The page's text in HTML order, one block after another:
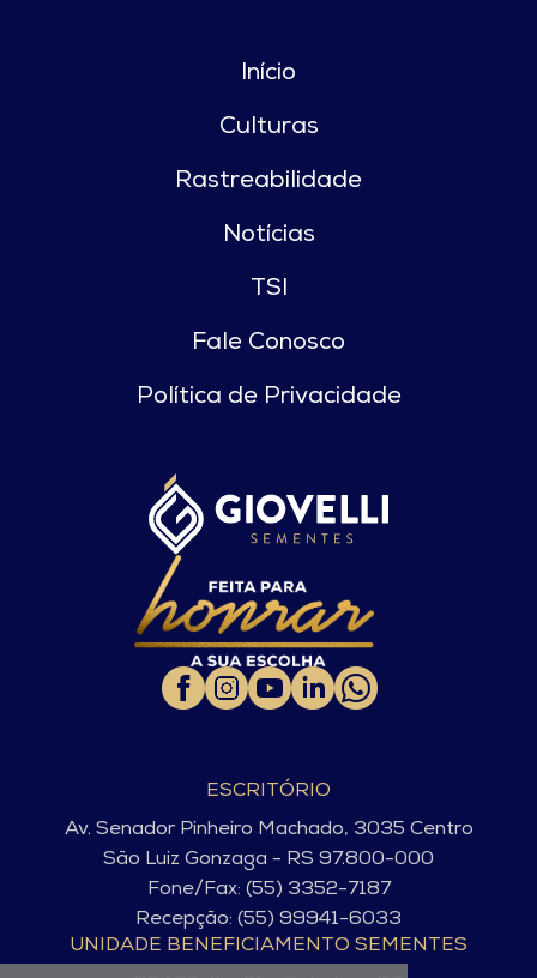
Início
Culturas
Rastreabilidade
Notícias
TSI
Fale Conosco
Política de Privacidade
ESCRITÓRIO
Av. Senador Pinheiro Machado, 3035 Centro
São Luiz Gonzaga - RS 97.800-000
Fone/Fax: (55) 3352-7187
Recepção: (55) 99941-6033
UNIDADE BENEFICIAMENTO SEMENTES